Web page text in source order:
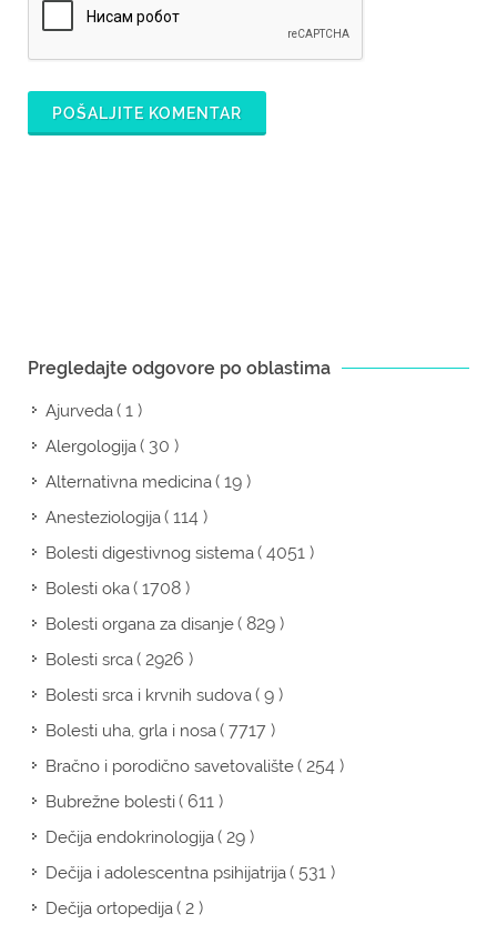
POŠALJITE KOMENTAR
Pregledajte odgovore po oblastima
Ajurveda( 1 )
Alergologija( 30 )
Alternativna medicina( 19 )
Anesteziologija( 114 )
Bolesti digestivnog sistema( 4051 )
Bolesti oka( 1708 )
Bolesti organa za disanje( 829 )
Bolesti srca( 2926 )
Bolesti srca i krvnih sudova( 9 )
Bolesti uha, grla i nosa( 7717 )
Bračno i porodično savetovalište( 254 )
Bubrežne bolesti( 611 )
Dečija endokrinologija( 29 )
Dečija i adolescentna psihijatrija( 531 )
Dečija ortopedija( 2 )